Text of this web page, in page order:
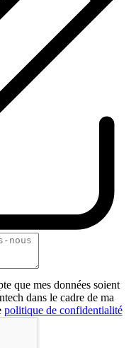
que mes données soient
dans le cadre de ma
politique de confidentialité